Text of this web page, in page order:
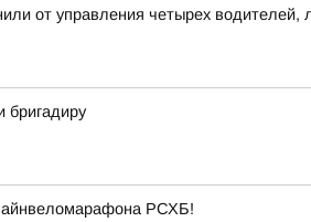
от управления четырех
бригадиру
РСХБ!